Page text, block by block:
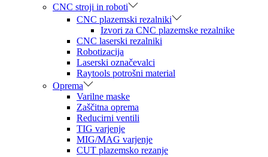
CNC stroji in roboti
CNC plazemski rezalniki
Izvori za CNC plazemske rezalnike
CNC laserski rezalniki
Robotizacija
Laserski označevalci
Raytools potrošni material
Oprema
Varilne maske
Zaščitna oprema
Reducirni ventili
TIG varjenje
MIG/MAG varjenje
CUT plazemsko rezanje